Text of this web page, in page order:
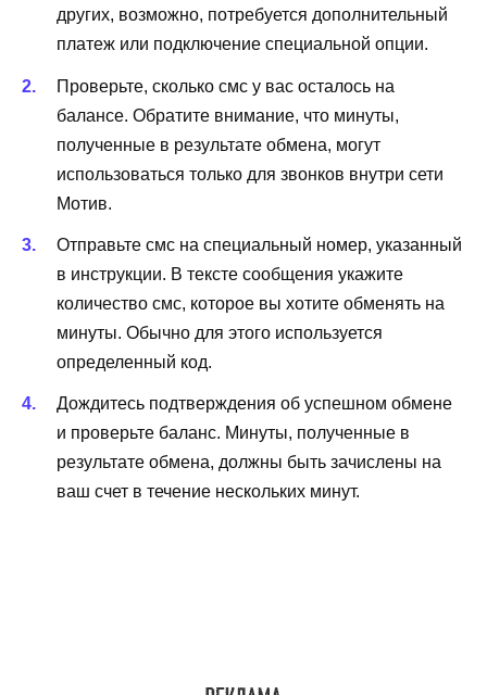
других, возможно, потребуется дополнительный
платеж или подключение специальной опции.
Проверьте, сколько смс у вас осталось на
балансе. Обратите внимание, что минуты,
полученные в результате обмена, могут
использоваться только для звонков внутри сети
Мотив.
Отправьте смс на специальный номер, указанный
в инструкции. В тексте сообщения укажите
количество смс, которое вы хотите обменять на
минуты. Обычно для этого используется
определенный код.
Дождитесь подтверждения об успешном обмене
и проверьте баланс. Минуты, полученные в
результате обмена, должны быть зачислены на
ваш счет в течение нескольких минут.